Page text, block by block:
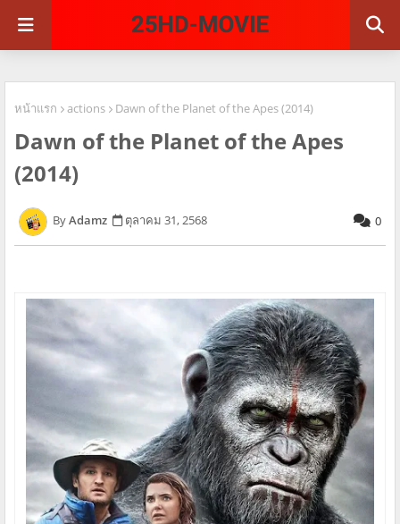
หน้าแรก actions Dawn of the Planet of the Apes (2014)
Dawn of the Planet of the Apes
(2014)
Adamz ตุลาคม 31, 2568 0